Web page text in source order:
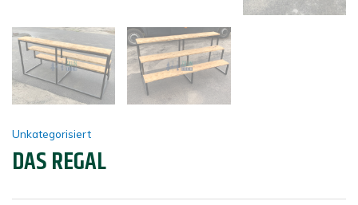
Unkategorisiert
DAS REGAL